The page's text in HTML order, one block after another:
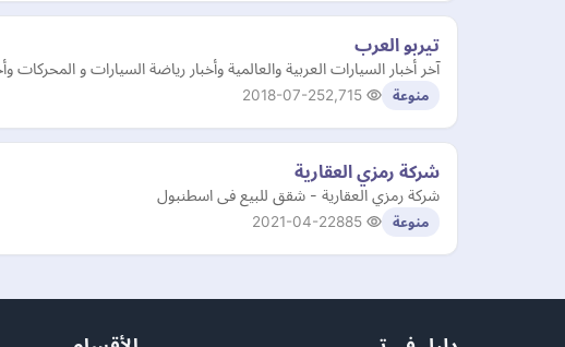
تيربو العرب
آخر أخبار السيارات العربية والعالمية وأخبار رياضة السيارات و
منوعة 2018-07-25
شركة رمزي العقارية
شركة رمزي العقارية - شقق للبيع فى اسطنبول
منوعة 2021-04-22